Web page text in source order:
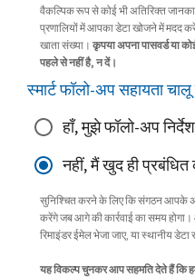
वैकल्पिक रूप से कोई भी अतिरिक्त
प्रणालियों में आपका डेटा खोजने में मदद
खाता संख्या। कृपया अपना पासवर्ड या
पहले से नहीं है, न दें।
स्मार्ट फॉलो-अप सहायता
हाँ, मुझे फॉलो-अप
नहीं, मैं खुद ही
सुनिश्चित करने के लिए कि संगठन आपके
करेंगे जब आगे की कार्रवाई का समय
रिमाइंडर ईमेल भेजा जाए, या स्थानीय डेटा
यह विकल्प चुनकर आप सहमति देते हैं कि